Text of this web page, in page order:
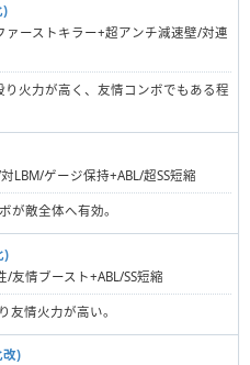
)
ァーストキラー+超アンチ減速壁/対連
り火力が高く、友情コンボでもある程
LBM/ゲージ保持+ABL/超SS短縮
が敵全体へ有効。
)
/友情ブースト+ABL/SS短縮
友情火力が高い。
改)